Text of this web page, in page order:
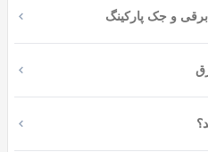
های صنعتی در این منطقه
و برقکار صنعتی
تجربه ما سریعا در محل پروژه
و جک پارکینگ